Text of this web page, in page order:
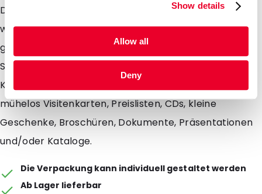
Show details
Allow all
Deny
Dieser Schutzfilm ist einfach und schnell zu entfernen
wodurch Sie den Transcase direkt auf jeden
gewünschten Untergrund aufbringen können. Denken
Sie dabei an einen Untergrund so als Karton,
Kunststoff, Glas oder Metall. In Transcases passen
mühelos Visitenkarten, Preislisten, CDs, kleine
Geschenke, Broschüren, Dokumente, Präsentationen
und/oder Kataloge.
Die Verpackung kann individuell gestaltet werden
Ab Lager lieferbar